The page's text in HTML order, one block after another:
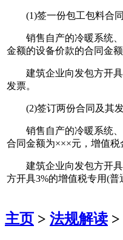
(1)签一份包工包料合同
销售自产的冷暖系统、
金额的设备价款的合同金
建筑企业向发包方开具
发票。
(2)签订两份合同及其发
销售自产的冷暖系统、
合同金额为×××元，增值税
建筑企业向发包方开具
方开具3%的增值税专用(
主页 > 法规解读 >